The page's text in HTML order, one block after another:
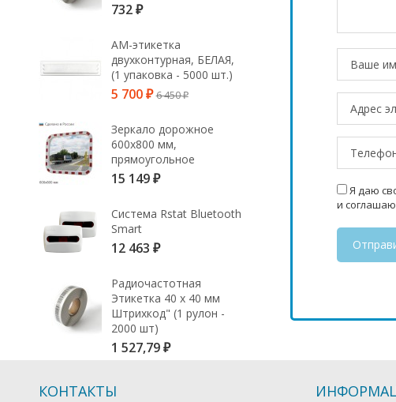
Я даю
и
732 ₽
АМ-этикетка
двухконтурная, БЕЛАЯ,
(1 упаковка - 5000 шт.)
5 700 ₽ 6 450₽
Зеркало дорожное
600х800 мм,
прямоугольное
15 149 ₽
Система Rstat Bluetooth
Smart
12 463 ₽
Радиочастотная
Этикетка 40 х 40 мм
Штрихкод" (1 рулон -
2000 шт)
1 527,79 ₽
КОНТАКТЫ